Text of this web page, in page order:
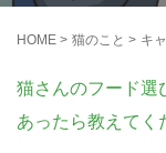
HOME > 猫のこと > キ
猫さんのフード選
あったら教えてく